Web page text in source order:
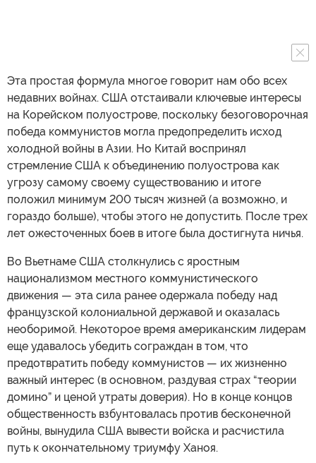
Эта простая формула многое говорит нам обо всех
недавних войнах. США отстаивали ключевые интересы
на Корейском полуострове, поскольку безоговорочная
победа коммунистов могла предопределить исход
холодной войны в Азии. Но Китай воспринял
стремление США к объединению полуострова как
угрозу самому своему существованию и итоге
положил минимум 200 тысяч жизней (а возможно, и
гораздо больше), чтобы этого не допустить. После трех
лет ожесточенных боев в итоге была достигнута ничья.
Во Вьетнаме США столкнулись с яростным
национализмом местного коммунистического
движения — эта сила ранее одержала победу над
французской колониальной державой и оказалась
необоримой. Некоторое время американским лидерам
еще удавалось убедить сограждан в том, что
предотвратить победу коммунистов — их жизненно
важный интерес (в основном, раздувая страх “теории
домино” и ценой утраты доверия). Но в конце концов
общественность взбунтовалась против бесконечной
войны, вынудила США вывести войска и расчистила
путь к окончательному триумфу Ханоя.